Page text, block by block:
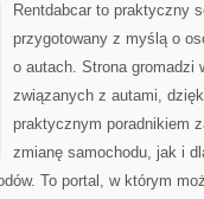
Rentdabcar to praktyczny
przygotowany z myślą o
o autach. Strona gromadzi
związanych z autami,
praktycznym poradnikiem
zmianę samochodu, jak i
To portal, w którym